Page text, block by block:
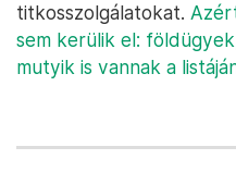
titkosszolgálatokat.
sem kerülik el:
mutyik is vannak a